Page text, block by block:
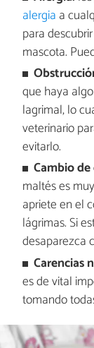
alergia a
para
mascota.
que haya
lagrimal, lo
veterinario
evitarlo.
Cambio
maltés es
apriete en el
lágrimas. Si
desaparezca
Carencias
es de vital
tomando